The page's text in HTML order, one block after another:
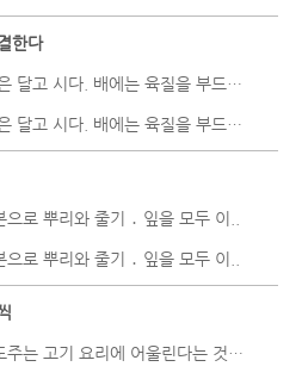
한다
배의 성질은 차고 서늘하며 맛은 달고 시다. 배에는 육질을 부드럽게 ..
배의 성질은 차고 서늘하며 맛은 달고 시다. 배에는 육질을 부드럽게 ..
로 뿌리와 줄기 ․ 잎을 모두 이..
로 뿌리와 줄기 ․ 잎을 모두 이..
백포도주는 생선 요리에 적포도주는 고기 요리에 어울린다는 것은 대부..